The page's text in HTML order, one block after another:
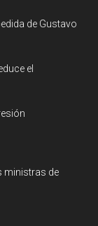
de Gustavo
el
ministras de